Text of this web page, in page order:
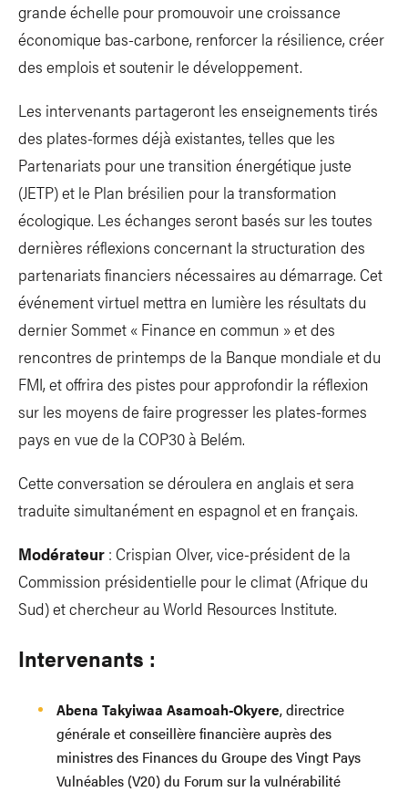
grande échelle pour promouvoir une croissance
économique bas-carbone, renforcer la résilience, créer
des emplois et soutenir le développement.
Les intervenants partageront les enseignements tirés
des plates-formes déjà existantes, telles que les
Partenariats pour une transition énergétique juste
(JETP) et le Plan brésilien pour la transformation
écologique. Les échanges seront basés sur les toutes
dernières réflexions concernant la structuration des
partenariats financiers nécessaires au démarrage. Cet
événement virtuel mettra en lumière les résultats du
dernier Sommet « Finance en commun » et des
rencontres de printemps de la Banque mondiale et du
FMI, et offrira des pistes pour approfondir la réflexion
sur les moyens de faire progresser les plates-formes
pays en vue de la COP30 à Belém.
Cette conversation se déroulera en anglais et sera
traduite simultanément en espagnol et en français.
Modérateur : Crispian Olver, vice-président de la
Commission présidentielle pour le climat (Afrique du
Sud) et chercheur au World Resources Institute.
Intervenants :
Abena Takyiwaa Asamoah-Okyere, directrice
générale et conseillère financière auprès des
ministres des Finances du Groupe des Vingt Pays
Vulnéables (V20) du Forum sur la vulnérabilité